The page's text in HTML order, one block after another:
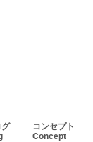
グ
コンセプト
Concept